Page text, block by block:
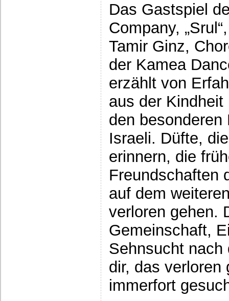
Das Gastspiel
Company,
Tamir Ginz,
der Kamea
erzählt von
aus der
den
Israeli. Düfte,
erinnern, die
Freundschaften
auf dem
verloren gehen.
Gemeinschaft,
Sehnsucht
dir, das verloren
immerfort